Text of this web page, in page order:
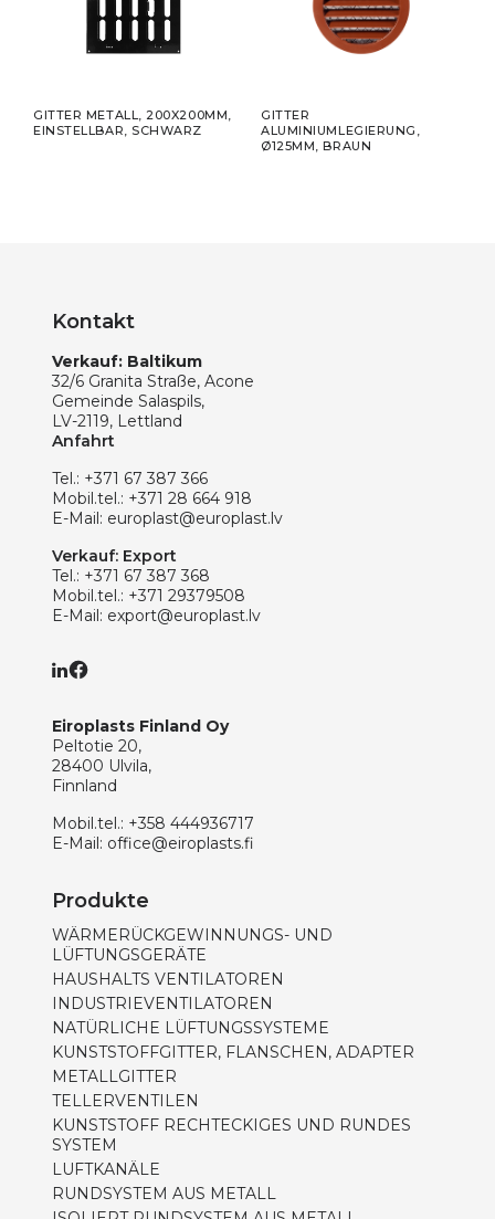
GITTER METALL, 200X200MM,
EINSTELLBAR, SCHWARZ
GITTER
ALUMINIUMLEGIERUNG,
Ø125MM, BRAUN
Kontakt
Verkauf: Baltikum
32/6 Granita Straße, Acone
Gemeinde Salaspils,
LV-2119, Lettland
Anfahrt
Tel.: +371 67 387 366
Mobil.tel.: +371 28 664 918
E-Mail: europlast@europlast.lv
Verkauf: Export
Tel.: +371 67 387 368
Mobil.tel.: +371 29379508
E-Mail: export@europlast.lv
Eiroplasts Finland Oy
Peltotie 20,
28400 Ulvila,
Finnland
Mobil.tel.: +358 444936717
E-Mail: office@eiroplasts.fi
Produkte
WÄRMERÜCKGEWINNUNGS- UND
LÜFTUNGSGERÄTE
HAUSHALTS VENTILATOREN
INDUSTRIEVENTILATOREN
NATÜRLICHE LÜFTUNGSSYSTEME
KUNSTSTOFFGITTER, FLANSCHEN, ADAPTER
METALLGITTER
TELLERVENTILEN
KUNSTSTOFF RECHTECKIGES UND RUNDES
SYSTEM
LUFTKANÄLE
RUNDSYSTEM AUS METALL